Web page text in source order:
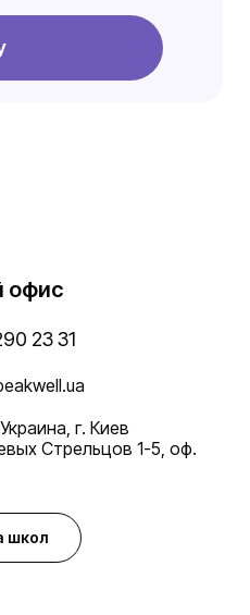
офис
23 31
г. Киев
Стрельцов 1-5, оф.
школ